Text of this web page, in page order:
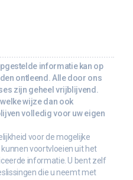
informatie kan op
ontleend. Alle door ons
zijn geheel vrijblijvend.
wijze dan ook
volledig voor uw eigen
voor de mogelijke
voortvloeien uit het
informatie. U bent zelf
die u neemt met